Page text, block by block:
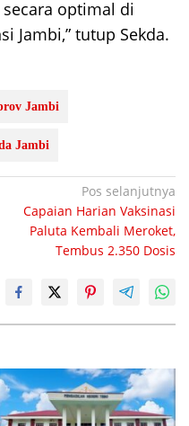
optimal di
Jambi,” tutup Sekda.
Jambi
Jambi
Pos selanjutnya
Capaian Harian Vaksinasi
Paluta Kembali Meroket,
Tembus 2.350 Dosis